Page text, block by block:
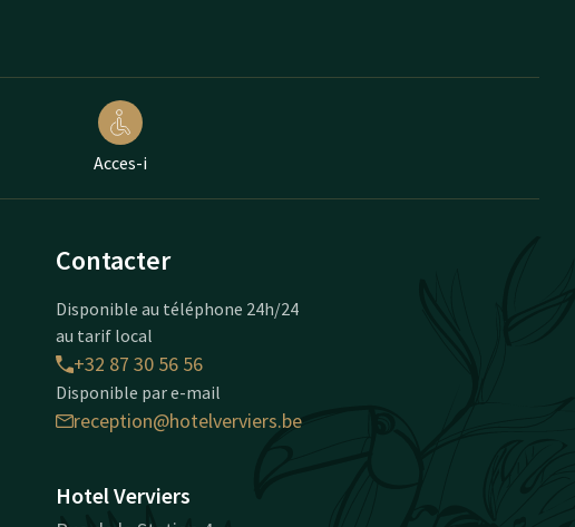
Acces-i
Contacter
Disponible au téléphone 24h/24
au tarif local
+32 87 30 56 56
Disponible par e-mail
reception@hotelverviers.be
Hotel Verviers